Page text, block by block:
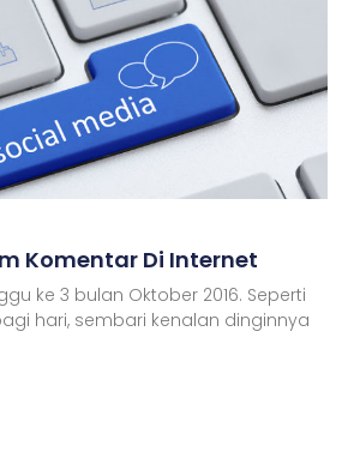
Komentar Di Internet
ke 3 bulan Oktober 2016. Seperti
hari, sembari kenalan dinginnya